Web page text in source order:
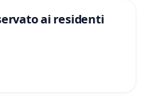
ai residenti